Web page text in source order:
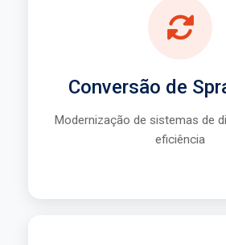
Conversão de
Modernização de sistemas de
eficiência
Atualização
Redução de custos
Saiba Mais